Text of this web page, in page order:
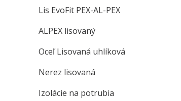
Lis EvoFit PEX-AL-PEX
ALPEX lisovaný
Oceľ Lisovaná uhlíková
Nerez lisovaná
Izolácie na potrubia